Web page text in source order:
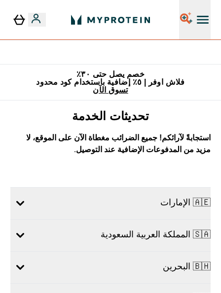
خصم يصل حتى ٣٠٪
فلاش اوفر | ٥٪ إضافية باستخدام كود محدود
تسوق الآن
تحديثات الخدمة
استجابةً لآرائكم! جميع الضرائب مغطاة الآن على الموقع، لا
مزيد من المدفوعات الإضافية عند التوصيل.
🇦🇪 الإمارات
🇸🇦 المملكة العربية السعودية
🇧🇭 البحرين